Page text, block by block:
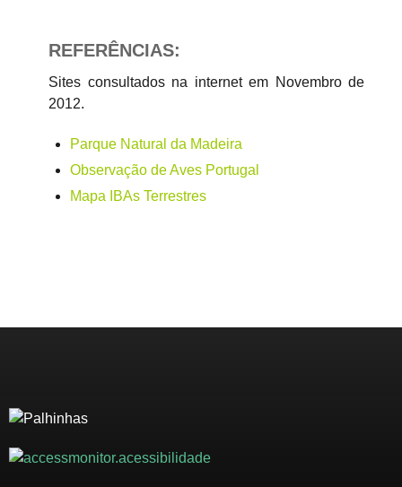
REFERÊNCIAS:
Sites consultados na internet em Novembro de
2012.
Parque Natural da Madeira
Observação de Aves Portugal
Mapa IBAs Terrestres